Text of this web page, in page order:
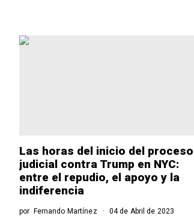
Las horas del inicio del proceso
judicial contra Trump en NYC:
entre el repudio, el apoyo y la
indiferencia
por Fernando Martínez 04 de Abril de 2023